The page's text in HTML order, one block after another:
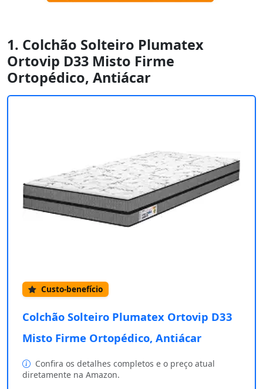
1. Colchão Solteiro Plumatex
Ortovip D33 Misto Firme
Ortopédico, Antiácar
Custo-benefício
Colchão Solteiro Plumatex Ortovip D33
Misto Firme Ortopédico, Antiácar
Confira os detalhes completos e o preço atual
diretamente na Amazon.